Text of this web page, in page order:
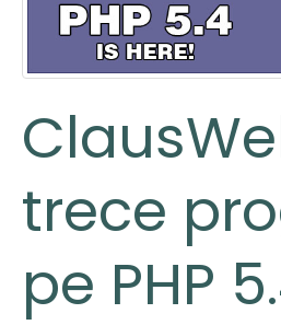
trece
pe PHP